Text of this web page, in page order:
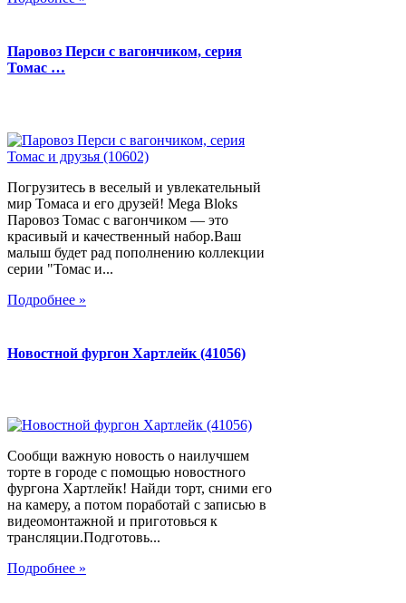
Паровоз Перси с вагончиком, серия
Томас …
Погрузитесь в веселый и увлекательный
мир Томаса и его друзей! Mega Bloks
Паровоз Томас с вагончиком — это
красивый и качественный набор.Ваш
малыш будет рад пополнению коллекции
серии "Томас и...
Подробнее »
Новостной фургон Хартлейк (41056)
Сообщи важную новость о наилучшем
торте в городе с помощью новостного
фургона Хартлейк! Найди торт, сними его
на камеру, а потом поработай с записью в
видеомонтажной и приготовься к
трансляции.Подготовь...
Подробнее »